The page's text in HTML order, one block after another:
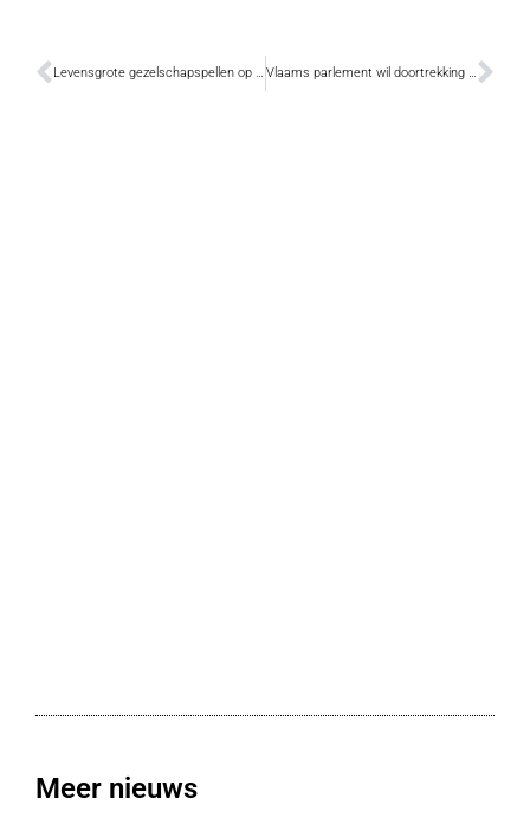
Levensgrote gezelschapspellen op het Heldenplein Vlaams parlement wil doortrekking N41 bespoedigen
Meer nieuws